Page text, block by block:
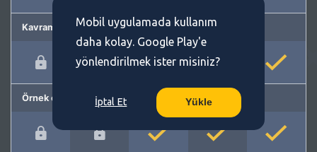
Kavram önerme
Örnek cümleler
Mobil uygulamada kullanım
daha kolay. Google Play'e
yönlendirilmek ister misiniz?
İptal Et Yükle